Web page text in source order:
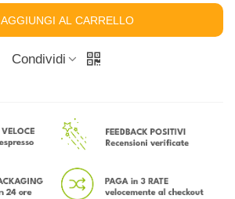
AGGIUNGI AL CARRELLO
Condividi